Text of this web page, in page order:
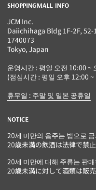
SHOPPINGMALL INFO
JCM Inc.
Daiichihaga Bldg 1F-2F,
1740073
Tokyo, Japan
운영시간 : 평일 오전 10:00 ~
(점심시간 : 평일 오후 12:00
휴무일 : 주말 및 일본 공휴일
NOTICE
20세 미만의 음주는 법으로
20歳未満の飲酒は法律で禁止
20세 미만에 대해 주류는 판
20歳未満に対して酒類は販売